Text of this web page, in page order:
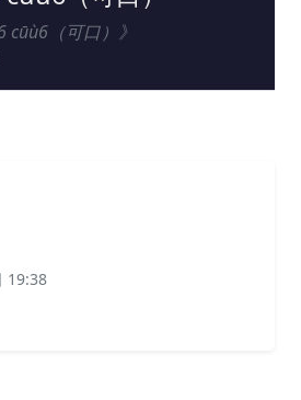
（可口） 》
19:38